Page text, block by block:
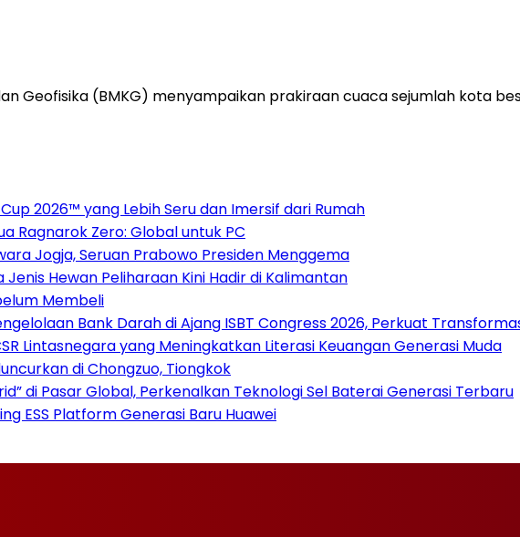
Geofisika (BMKG) menyampaikan prakiraan cuaca sejumlah kota
2026™ yang Lebih Seru dan Imersif dari Rumah
Ragnarok Zero: Global untuk PC
Jogja, Seruan Prabowo Presiden Menggema
Hewan Peliharaan Kini Hadir di Kalimantan
Membeli
Bank Darah di Ajang ISBT Congress 2026, Perkuat
Lintasnegara yang Meningkatkan Literasi Keuangan Generasi Muda
di Chongzuo, Tiongkok
di Pasar Global, Perkenalkan Teknologi Sel Baterai Generasi Terbaru
ESS Platform Generasi Baru Huawei